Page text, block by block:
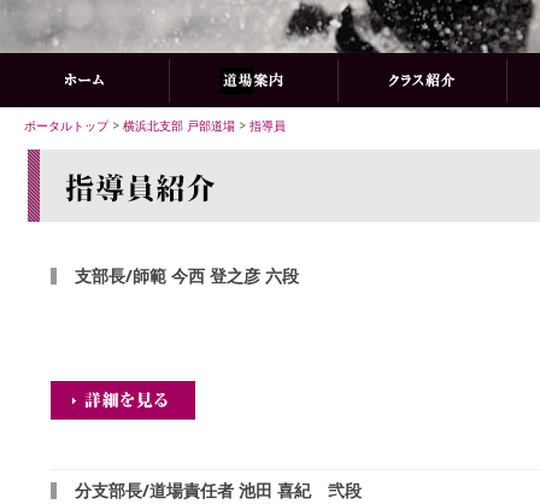
ポータルトップ> 横浜北支部 戸部道場 > 指導員
支部長/師範 今西 登之彦 六段
分支部長/道場責任者 池田 喜紀 弐段